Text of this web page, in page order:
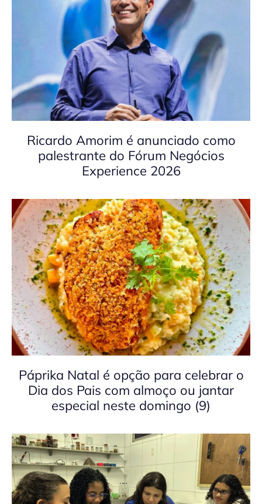
Ricardo Amorim é anunciado como
palestrante do Fórum Negócios
Experience 2026
Páprika Natal é opção para celebrar o
Dia dos Pais com almoço ou jantar
especial neste domingo (9)